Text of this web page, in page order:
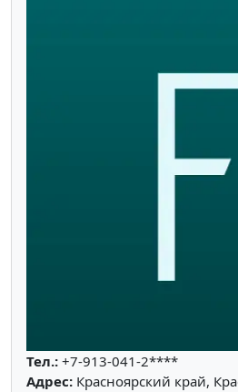
Тел.: +7-913-041-2****
Адрес: Красноярский край,